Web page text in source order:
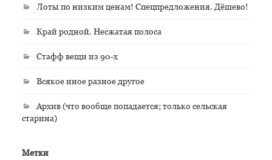
Лоты по низким ценам! Спецпредложения. Дёшево!
Край родной. Несжатая полоса
Стафф вещи из 90-х
Всякое иное разное другое
Архив (что вообще попадается; только сельская
старина)
Метки